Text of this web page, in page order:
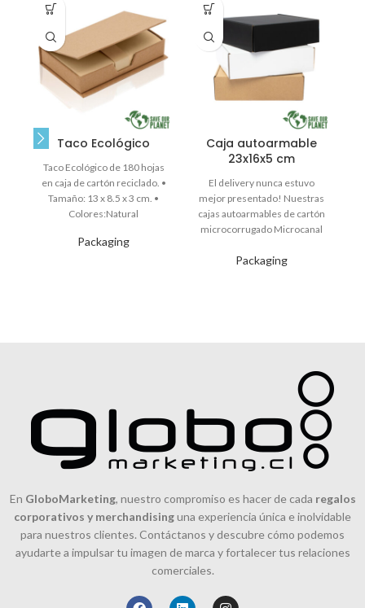
Taco Ecológico
Packaging
Taco Ecológico de 180 hojas
en caja de cartón reciclado. •
Tamaño: 13 x 8.5 x 3 cm. •
Colores:Natural
Caja autoarmable
23x16x5 cm
Packaging
El delivery nunca estuvo
mejor presentado! Nuestras
cajas autoarmables de cartón
microcorrugado Microcanal
ondas internas,
En GloboMarketing, nuestro compromiso es hacer de cada regalos
corporativos y merchandisinguna experiencia única e inolvidable
para nuestros clientes. Contáctanos y descubre cómo podemos
ayudarte a impulsar tu imagen de marca y fortalecer tus relaciones
comerciales.